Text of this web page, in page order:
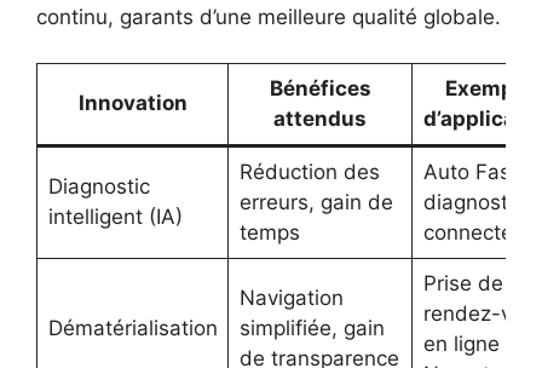
continu, garants d’une meilleure qualité globale.
Innovation
Bénéfices
attendus
Exemple
Diagnostic
intelligent (IA)
Réduction des
erreurs, gain de
temps
Auto Fast
connecté
Dématérialisation
Navigation
simplifiée, gain
de transparence
Prise de
rendez-
en ligne